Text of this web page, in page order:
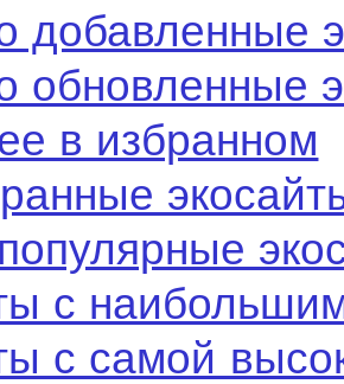
добавленные
обновленные
в избранном
с
с самой